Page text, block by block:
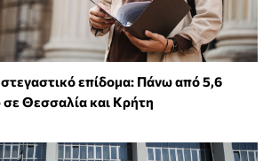
επίδομα: Πάνω από 5,6
Θεσσαλία και Κρήτη